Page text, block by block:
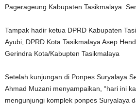
Pagerageung Kabupaten Tasikmalaya.
Tampak hadir ketua DPRD Kabupaten
Ayubi, DPRD Kota Tasikmalaya Asep
Gerindra Kota/Kabupten Tasikmalaya
Setelah kunjungan di Ponpes Suryalaya
Ahmad Muzani menyampaikan, “hari ini
mengunjungi komplek ponpes Suryalaya